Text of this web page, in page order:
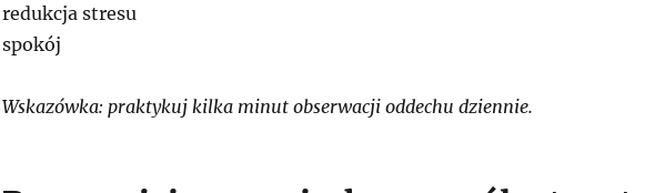
redukcja stresu
spokój
Wskazówka: praktykuj kilka minut obserwacji oddechu dziennie.